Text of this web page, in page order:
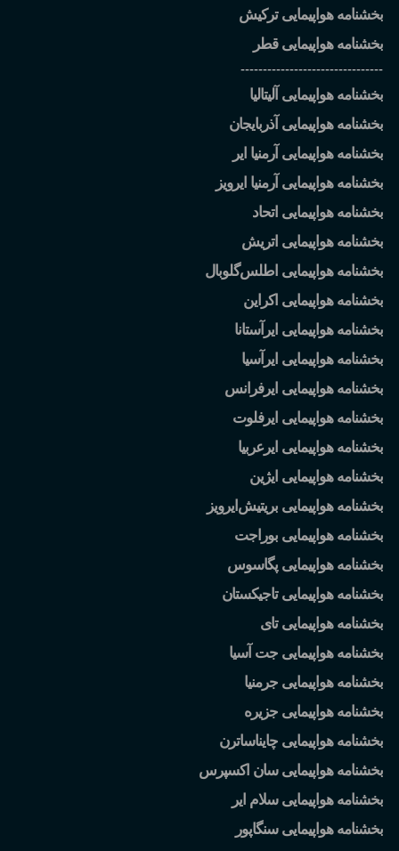
بخشنامه هواپیمایی ترکیش
بخشنامه هواپیمایی قطر
--------------------------------
بخشنامه هواپیمایی آلیتالیا
بخشنامه هواپیمایی آذربایجان
بخشنامه هواپیمایی آرمنیا ایر
بخشنامه هواپیمایی آرمنیا ایرویز
بخشنامه هواپیمایی اتحاد
بخشنامه هواپیمایی اتریش
بخشنامه هواپیمایی اطلسگلوبال
بخشنامه هواپیمایی اکراین
بخشنامه هواپیمایی ایرآستانا
بخشنامه هواپیمایی ایرآسیا
بخشنامه هواپیمایی ایرفرانس
بخشنامه هواپیمایی ایرفلوت
بخشنامه هواپیمایی ایرعربیا
بخشنامه هواپیمایی ایژین
بخشنامه هواپیمایی بریتیش ایرویز
بخشنامه هواپیمایی بوراجت
بخشنامه هواپیمایی پگاسوس
بخشنامه هواپیمایی تاجیکستان
بخشنامه هواپیمایی تای
بخشنامه هواپیمایی جت آسیا
بخشنامه هواپیمایی جرمنیا
بخشنامه هواپیمایی جزیره
بخشنامه هواپیمایی چایناساترن
بخشنامه هواپیمایی سان اکسپرس
بخشنامه هواپیمایی سلام ایر
بخشنامه هواپیمایی سنگاپور